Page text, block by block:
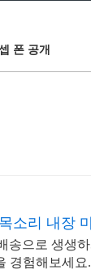
폰 공개
소리 내장
송으로 생생
경험해보세요.